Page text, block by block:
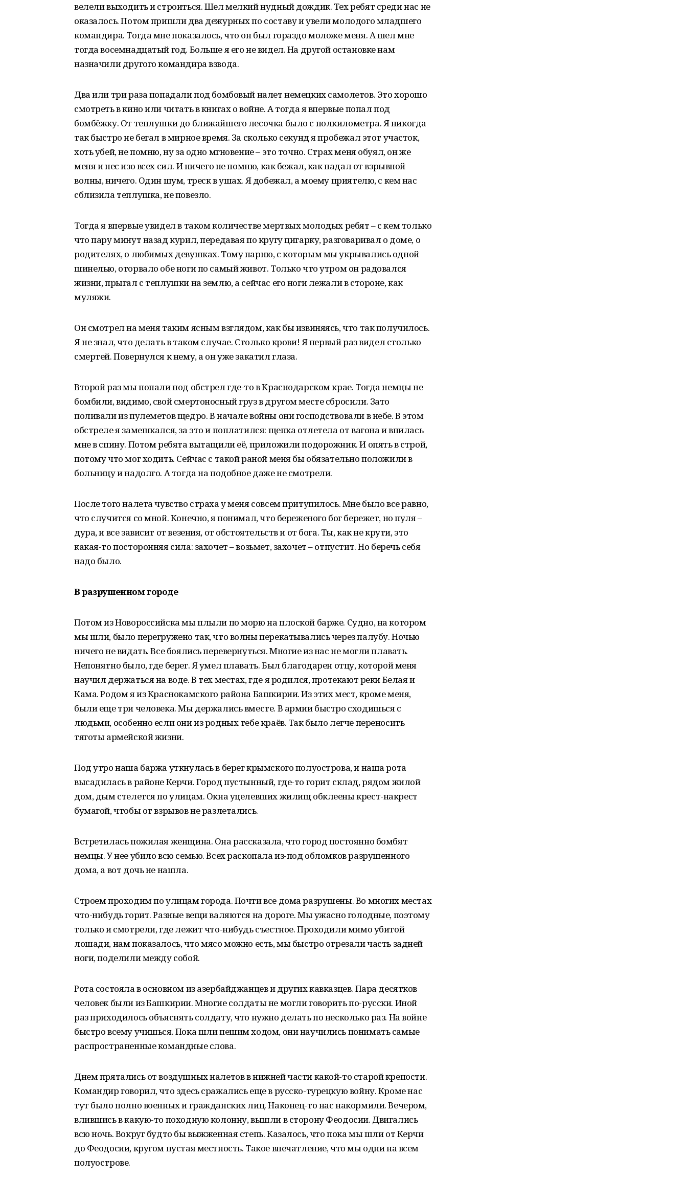
велели выходить и строиться. Шел мелкий нудный дождик. Тех ребят среди нас не
оказалось. Потом пришли два дежурных по составу и увели молодого младшего
командира. Тогда мне показалось, что он был гораздо моложе меня. А шел мне
тогда восемнадцатый год. Больше я его не видел. На другой остановке нам
назначили другого командира взвода.
Два или три раза попадали под бомбовый налет немецких самолетов. Это хорошо
смотреть в кино или читать в книгах о войне. А тогда я впервые попал под
бомбёжку. От теплушки до ближайшего лесочка было с полкилометра. Я никогда
так быстро не бегал в мирное время. За сколько секунд я пробежал этот участок,
хоть убей, не помню, ну за одно мгновение – это точно. Страх меня обуял, он же
меня и нес изо всех сил. И ничего не помню, как бежал, как падал от взрывной
волны, ничего. Один шум, треск в ушах. Я добежал, а моему приятелю, с кем нас
сблизила теплушка, не повезло.
Тогда я впервые увидел в таком количестве мертвых молодых ребят – с кем только
что пару минут назад курил, передавая по кругу цигарку, разговаривал о доме, о
родителях, о любимых девушках. Тому парню, с которым мы укрывались одной
шинелью, оторвало обе ноги по самый живот. Только что утром он радовался
жизни, прыгал с теплушки на землю, а сейчас его ноги лежали в стороне, как
муляжи.
Он смотрел на меня таким ясным взглядом, как бы извиняясь, что так получилось.
Я не знал, что делать в таком случае. Столько крови! Я первый раз видел столько
смертей. Повернулся к нему, а он уже закатил глаза.
Второй раз мы попали под обстрел где-то в Краснодарском крае. Тогда немцы не
бомбили, видимо, свой смертоносный груз в другом месте сбросили. Зато
поливали из пулеметов щедро. В начале войны они господствовали в небе. В этом
обстреле я замешкался, за это и поплатился: щепка отлетела от вагона и впилась
мне в спину. Потом ребята вытащили её, приложили подорожник. И опять в строй,
потому что мог ходить. Сейчас с такой раной меня бы обязательно положили в
больницу и надолго. А тогда на подобное даже не смотрели.
После того налета чувство страха у меня совсем притупилось. Мне было все равно,
что случится со мной. Конечно, я понимал, что береженого бог бережет, но пуля –
дура, и все зависит от везения, от обстоятельств и от бога. Ты, как не крути, это
какая-то посторонняя сила: захочет – возьмет, захочет – отпустит. Но беречь себя
надо было.
В разрушенном городе
Потом из Новороссийска мы плыли по морю на плоской барже. Судно, на котором
мы шли, было перегружено так, что волны перекатывались через палубу. Ночью
ничего не видать. Все боялись перевернуться. Многие из нас не могли плавать.
Непонятно было, где берег. Я умел плавать. Был благодарен отцу, которой меня
научил держаться на воде. В тех местах, где я родился, протекают реки Белая и
Кама. Родом я из Краснокамского района Башкирии. Из этих мест, кроме меня,
были еще три человека. Мы держались вместе. В армии быстро сходишься с
людьми, особенно если они из родных тебе краёв. Так было легче переносить
тяготы армейской жизни.
Под утро наша баржа уткнулась в берег крымского полуострова, и наша рота
высадилась в районе Керчи. Город пустынный, где-то горит склад, рядом жилой
дом, дым стелется по улицам. Окна уцелевших жилищ обклеены крест-накрест
бумагой, чтобы от взрывов не разлетались.
Встретилась пожилая женщина. Она рассказала, что город постоянно бомбят
немцы. У нее убило всю семью. Всех раскопала из-под обломков разрушенного
дома, а вот дочь не нашла.
Строем проходим по улицам города. Почти все дома разрушены. Во многих местах
что-нибудь горит. Разные вещи валяются на дороге. Мы ужасно голодные, поэтому
только и смотрели, где лежит что-нибудь съестное. Проходили мимо убитой
лошади, нам показалось, что мясо можно есть, мы быстро отрезали часть задней
ноги, поделили между собой.
Рота состояла в основном из азербайджанцев и других кавказцев. Пара десятков
человек были из Башкирии. Многие солдаты не могли говорить по-русски. Иной
раз приходилось объяснять солдату, что нужно делать по несколько раз. На войне
быстро всему учишься. Пока шли пешим ходом, они научились понимать самые
распространенные командные слова.
Днем прятались от воздушных налетов в нижней части какой-то старой крепости.
Командир говорил, что здесь сражались еще в русско-турецкую войну. Кроме нас
тут было полно военных и гражданских лиц. Наконец-то нас накормили. Вечером,
влившись в какую-то походную колонну, вышли в сторону Феодосии. Двигались
всю ночь. Вокруг будто бы выжженная степь. Казалось, что пока мы шли от Керчи
до Феодосии, кругом пустая местность. Такое впечатление, что мы одни на всем
полуострове.